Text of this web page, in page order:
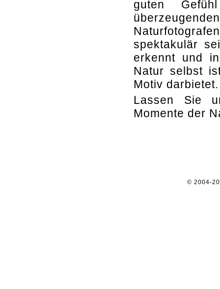
guten
spektakulär
erkennt und
Natur selbst
Motiv darbietet.
Lassen Sie
Momente der
© 2004-